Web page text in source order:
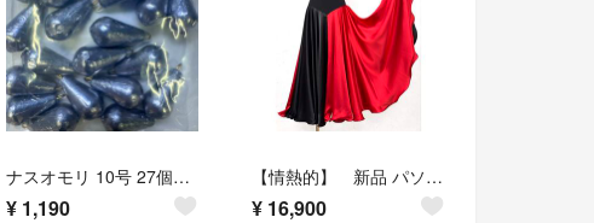
ナスオモリ 10号 27個入り 釣り 鉛 オモリ 錘 おもり ナス型オモリ
¥ 1,190
【情熱的】 新品 パソドブレ 社交ダンス フレア ロングスカート 赤黒R065
¥ 16,900